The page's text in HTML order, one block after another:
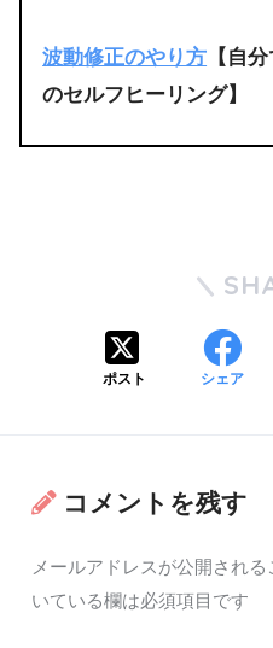
波動修正のやり方 【自
のセルフヒーリング】
ポスト シェア
コメントを残す
メールアドレスが公開される
いている欄は必須項目です